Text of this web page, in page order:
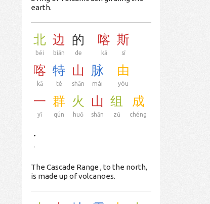
earth.
北
běi
边
biān
的
de
喀
kā
斯
sī
喀
kā
特
tè
山
shān
脉
mài
由
yóu
一
yī
群
qún
火
huǒ
山
shān
组
zǔ
成
chéng
.
.
The Cascade Range , to the north,
is made up of volcanoes.